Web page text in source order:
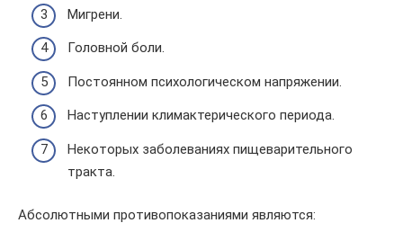
Мигрени.
Головной боли.
Постоянном психологическом напряжении.
Наступлении климактерического периода.
Некоторых заболеваниях пищеварительного
тракта.
Абсолютными противопоказаниями являются: